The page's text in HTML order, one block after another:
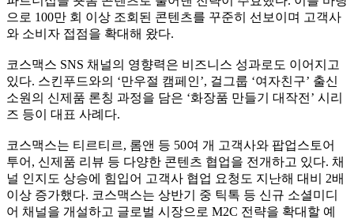
으로 100만 회 이상 조회된 콘텐츠를 꾸준히 선보이며 고객사
와 소비자 접점을 확대해 왔다.
코스맥스 SNS 채널의 영향력은 비즈니스 성과로도 이어지고
있다. 스킨푸드와의 ‘만우절 캠페인’, 걸그룹 ‘여자친구’ 출신
소원의 신제품 론칭 과정을 담은 ‘화장품 만들기 대작전’ 시리
즈 등이 대표 사례다.
코스맥스는 티르티르, 롬앤 등 50여 개 고객사와 팝업스토어
투어, 신제품 리뷰 등 다양한 콘텐츠 협업을 전개하고 있다. 채
널 인지도 상승에 힘입어 고객사 협업 요청도 지난해 대비 2배
이상 증가했다. 코스맥스는 상반기 중 틱톡 등 신규 소셜미디
어 채널을 개설하고 글로벌 시장으로 M2C 전략을 확대할 예